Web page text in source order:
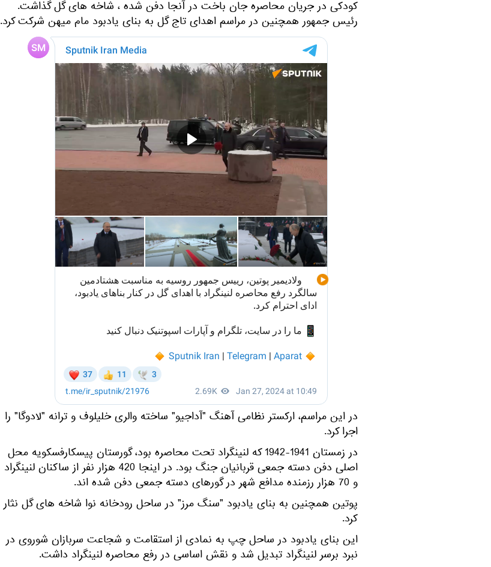
کودکی در جریان محاصره جان باخت در آنجا دفن شده ، شاخه های گل گذاشت.
رئیس جمهور همچنین در مراسم اهدای تاج گل به بنای یادبود مام میهن شرکت کرد.
در این مراسم، ارکستر نظامی آهنگ "آداجیو" ساخته والری خلیلوف و ترانه "لادوگا" را
اجرا کرد.
در زمستان 1941-1942 که لنینگراد تحت محاصره بود، گورستان پیسکارفسکویه محل
اصلی دفن دسته جمعی قربانیان جنگ بود. در اینجا 420 هزار نفر از ساکنان لنینگراد
و 70 هزار رزمنده مدافع شهر در گورهای دسته جمعی دفن شده اند.
پوتین همچنین به بنای یادبود "سنگ مرز" در ساحل رودخانه نوا شاخه های گل نثار
کرد.
این بنای یادبود در ساحل چپ به نمادی از استقامت و شجاعت سربازان شوروی در
نبرد برسر لنینگراد تبدیل شد و نقش اساسی در رفع محاصره لنینگراد داشت.